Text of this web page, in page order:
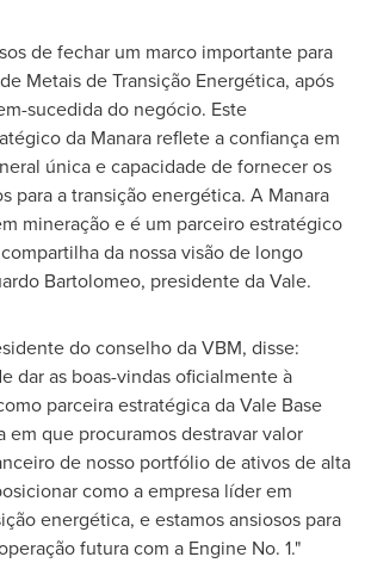
de fechar um marco importante para
Metais de Transição Energética, após
sucedida do negócio. Este
da Manara reflete a confiança em
única e capacidade de fornecer os
para a transição energética. A Manara
mineração e é um parceiro estratégico
da nossa visão de longo
Bartolomeo, presidente da Vale.
do conselho da VBM, disse:
dar as boas-vindas oficialmente à
parceira estratégica da Vale Base
em que procuramos destravar valor
de nosso portfólio de ativos de alta
como a empresa líder em
energética, e estamos ansiosos para
futura com a Engine No. 1."